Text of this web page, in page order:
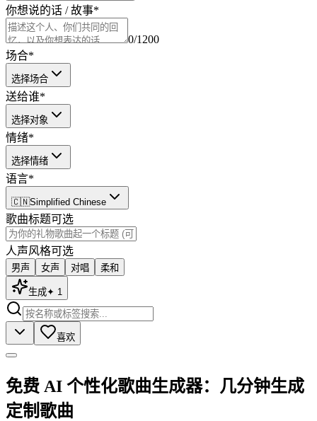
你想说的话 / 故事*
0/1200
场合*
选择场合
送给谁*
选择对象
情绪*
选择情绪
语言*
🇨🇳Simplified Chinese
歌曲标题可选
人声风格可选
男声 女声 对唱 柔和
生成✦ 1
喜欢
免费 AI 个性化歌曲生成器：几分钟生成
定制歌曲